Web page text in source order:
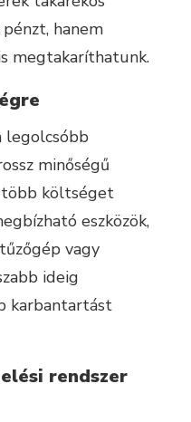
hanem
megtakaríthatunk.
legolcsóbb
minőségű
több költséget
eszközök,
vagy
ideig
karbantartást
rendszer